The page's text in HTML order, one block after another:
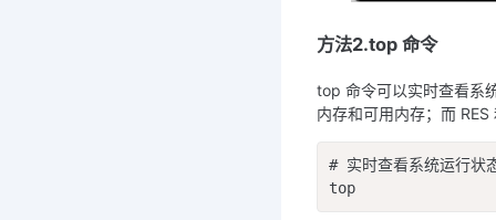
方法2.top 命令
top 命令可以实时查看系
内存和可用内存；而
# 实时查看系统运行状
top